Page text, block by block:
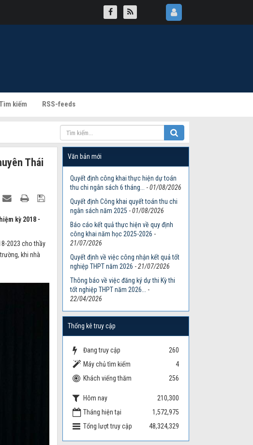
kiếm RSS-feeds
Thái
kỳ 2018 -
2023 cho thầy
khi nhà
Văn bản mới
Quyết định công khai thực hiện dự toán
thu chi ngân sách 6 tháng...
-01/08/2026
Quyết định Công khai quyết toán thu chi
ngân sách năm 2025 -01/08/2026
Báo cáo kết quả thực hiện về quy định
công khai năm học 2025-2026 -
21/07/2026
Quyết định về việc công nhận kết quả tốt
nghiệp THPT năm 2026 -21/07/2026
Thông báo về việc đăng ký dự thi Kỳ thi
tốt nghiệp THPT năm 2026...
-
22/04/2026
Thống kê truy cập
Đang truy cập
260
Máy chủ tìm kiếm
4
Khách viếng thăm
256
Hôm nay
210,300
Tháng hiện tại
1,572,975
Tổng lượt truy cập
48,324,329